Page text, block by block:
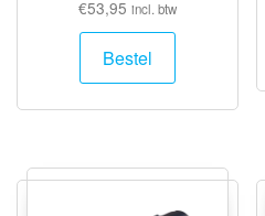
€53,95 incl. btw
Bestel